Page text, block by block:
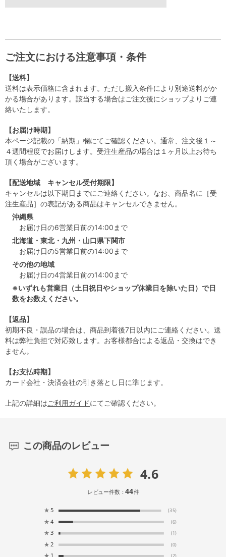
ご注文における注意事項・条件
【送料】
送料は表示価格に含まれます。ただし搬入条件により別途送料がか
かる場合があります。該当する場合はご注文後にショップよりご連
絡いたします。
【お届け時期】
本ページ記載の「納期」欄にてご確認ください。通常、注文後１～
４週間程度でお届けします。受注生産品の場合は１ヶ月以上お待ち
頂く場合がございます。
【配送地域 キャンセル受付期限】
キャンセルは以下期日までにご連絡ください。なお、商品名に［受
注生産品］の表記がある商品はキャンセルできません。
沖縄県
お届け日の6営業日前の14:00まで
北海道・東北・九州・山口県下関市
お届け日の5営業日前の14:00まで
その他の地域
お届け日の4営業日前の14:00まで
※いずれも営業日（土日祝日やショップ休業日を除いた日）で日
数をお数えください。
【返品】
初期不良・誤品の場合は、商品到着後7日以内にご連絡ください。送
料は弊社負担で対応致します。お客様都合による返品・交換はでき
ません。
【お支払時期】
カード会社・決済会社の引き落とし日に準じます。
上記の詳細はご利用ガイドにてご確認ください。
この商品のレビュー
4.6
レビュー件数：44件
★ 5 (35)
★ 4 (6)
★ 3 (1)
★ 2 (0)